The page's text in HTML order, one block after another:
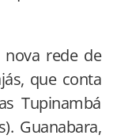
rede de
que conta
Tupinambá
Guanabara,